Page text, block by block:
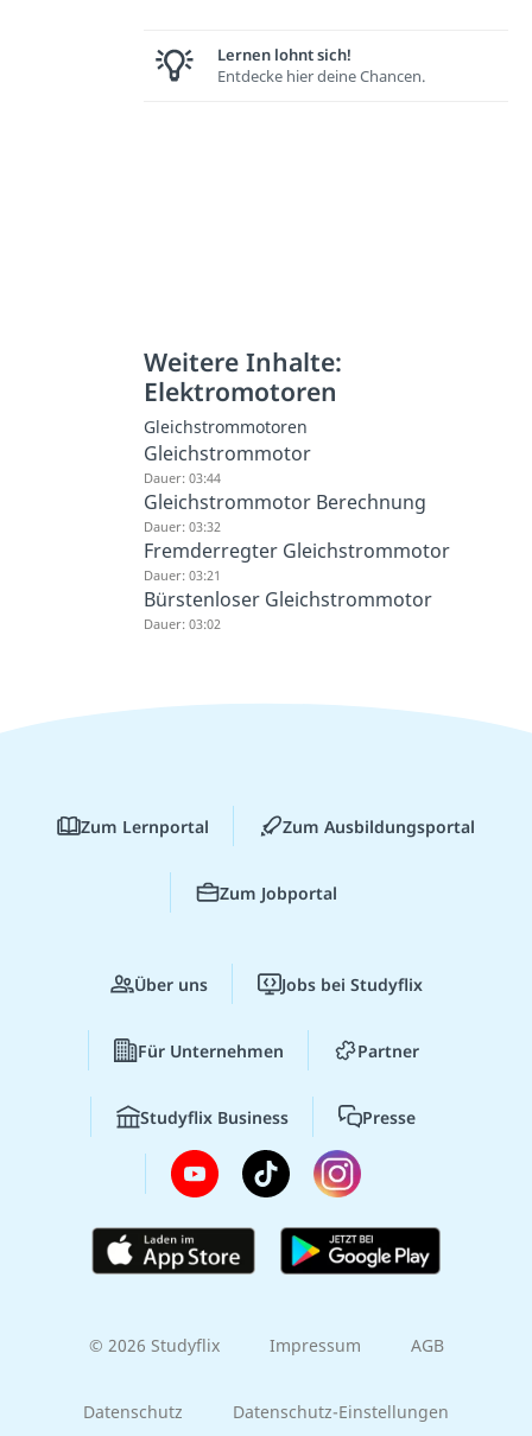
Lernen lohnt sich!
Entdecke hier deine Chancen.
Weitere Inhalte:
Elektromotoren
Gleichstrommotoren
Gleichstrommotor
Dauer: 03:44
Gleichstrommotor Berechnung
Dauer: 03:32
Fremderregter Gleichstrommotor
Dauer: 03:21
Bürstenloser Gleichstrommotor
Dauer: 03:02
Zum Lernportal Zum Ausbildungsportal
Zum Jobportal
Über uns Jobs bei Studyflix
Für Unternehmen Partner
Studyflix Business Presse
© 2026 Studyflix Impressum AGB
Datenschutz Datenschutz-Einstellungen